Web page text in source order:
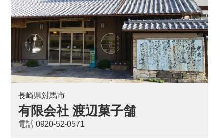
長崎県対馬市
有限会社 渡辺菓子舗
電話 0920-52-0571